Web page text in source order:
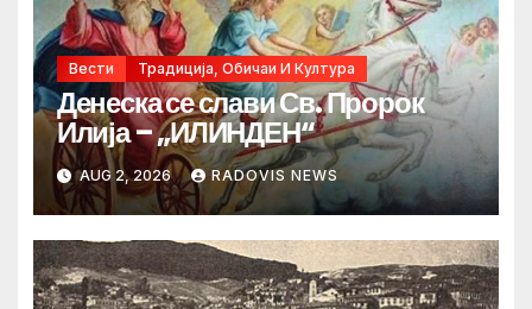
Вести Традиција, Обичаи И Култура
Денеска се слави Св. Пророк
Илија – „ИЛИНДЕН“
AUG 2, 2026 RADOVIS NEWS